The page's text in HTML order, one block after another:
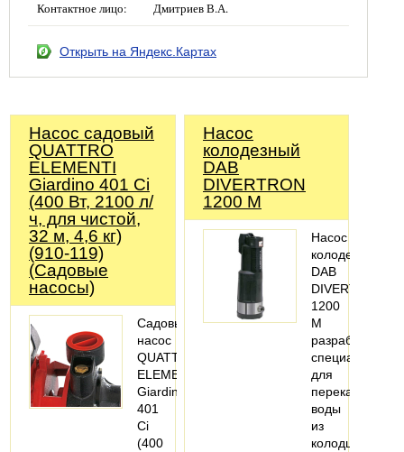
Контактное лицо: Дмитриев В.А.
Открыть на Яндекс.Картах
Насос садовый
QUATTRO
ELEMENTI
Giardino 401 Ci
(400 Вт, 2100 л/
ч, для чистой,
32 м, 4,6 кг)
(910-119)
(Садовые
насосы)
Садовый
насос
QUATTRO
ELEMENTI
Giardino
401
Ci
(400
Насос
колодезный
DAB
DIVERTRON
1200 M
Насос
колодезный
DAB
DIVERTRON
1200
M
разработан
специально
для
перекачивания
воды
из
колодцев